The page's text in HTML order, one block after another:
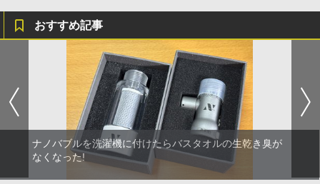
おすすめ記事
ナノバブルを洗濯機に付けたらバスタオルの生乾き臭が
なくなった!